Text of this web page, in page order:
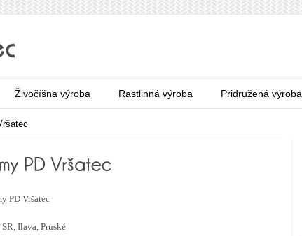
Živočíšna výroba Rastlinná výroba Pridružená výroba
PD Vršatec
SR, Ilava, Pruské